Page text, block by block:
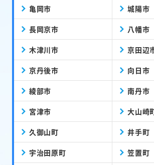
亀岡市 城陽市
長岡京市 八幡市
木津川市 京田辺
京丹後市 向日市
綾部市 南丹市
宮津市 大山崎
久御山町 井手町
宇治田原町 笠置町